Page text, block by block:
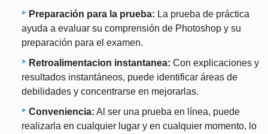
Preparación para la prueba: La prueba de práctica
ayuda a evaluar su comprensión de Photoshop y su
preparación para el examen.
Retroalimentacion instantanea: Con explicaciones y
resultados instantáneos, puede identificar áreas de
debilidades y concentrarse en mejorarlas.
Conveniencia: Al ser una prueba en línea, puede
realizarla en cualquier lugar y en cualquier momento, lo